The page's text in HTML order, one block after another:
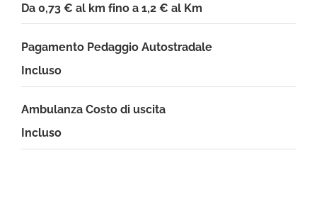
Da 0,73 € al km fino a 1,2 € al Km
Pagamento Pedaggio Autostradale
Incluso
Ambulanza Costo di uscita
Incluso